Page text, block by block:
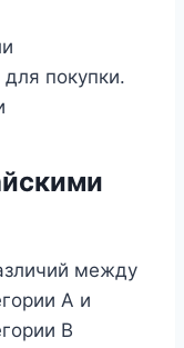
покупки.
между
А и
В